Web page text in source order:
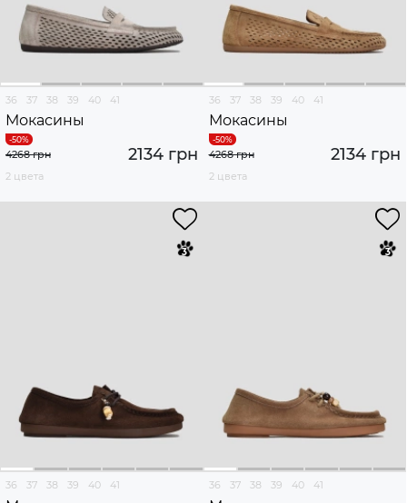
36 37 38 39 40 41
Мокасины
2134 грн
4268 грн
2 цвета
36 37 38 39 40 41
Мокасины
2134 грн
4268 грн
2 цвета
36 37 38 39 40 41 36 37 38 39 40 41